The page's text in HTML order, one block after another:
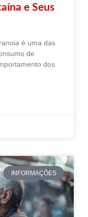
e Seus
é uma das
de
dos
INFORMAÇÕES